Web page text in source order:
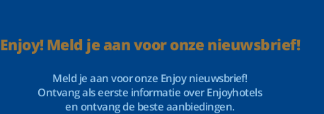
Enjoy! Meld je aan voor onze nieuwsbrief!
Meld je aan voor onze Enjoy nieuwsbrief!
Ontvang als eerste informatie over Enjoyhotels
en ontvang de beste aanbiedingen.